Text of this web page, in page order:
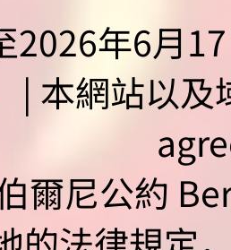
2026年6月
| 本網站以
爾尼公約